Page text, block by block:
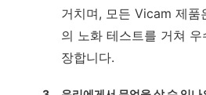
거치며, 모든 Vicam 제품
의 노화 테스트를 거쳐 우
장합니다.